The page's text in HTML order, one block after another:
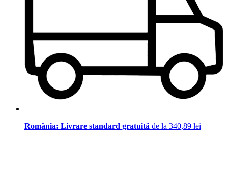
România: Livrare standard gratuită de la 340,89 lei